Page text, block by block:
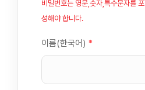
비밀번호는 영문,숫자,특수문자를
성해야 합니다.
이름(한국어) *